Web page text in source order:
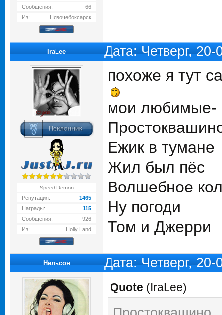
Сообщения:
66
Из:
Новочебоксарск
IraLee Дата: Четверг,
Speed Demon
Репутация:
1465
Награды:
115
Сообщения:
926
Из:
Holly Land
похоже я тут
мои любимые-
Ежик в тумане
Жил был пёс
Волшебное
Ну погоди
Том и Джерри
Нельсон Дата: Четверг,
Quote (IraLee)